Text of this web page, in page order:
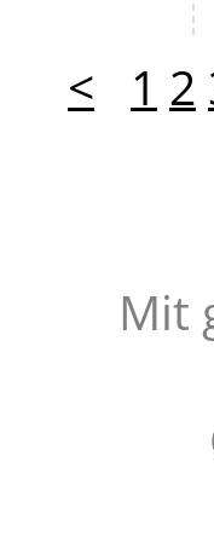
< 1 2
Mit